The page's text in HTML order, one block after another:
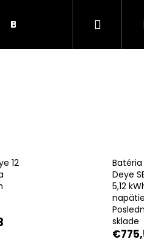
BUNKY, PRÍSLUŠENSTVO
12
Batéria
Deye
5,12
sklade